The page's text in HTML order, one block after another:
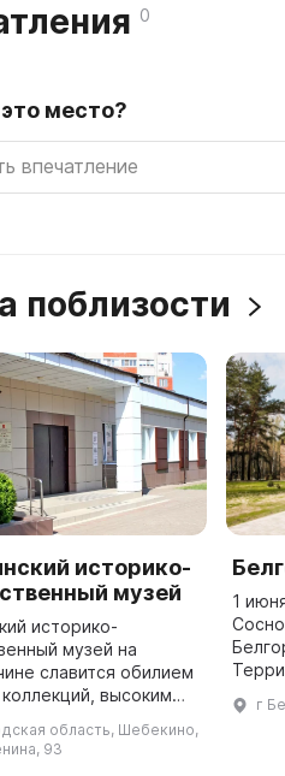
0
место?
поблизости
историко-
музей
историко-
музей на
славится обилием
высоким
выставками и
образовательными
область, Шебекино,
93
1
г